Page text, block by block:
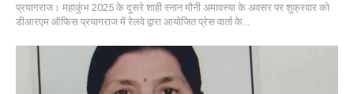
प्रयागराज। महाकुंभ 2025 के दूसरे शाही स्नान मौनी अमावस्या के अवसर पर शुक्रवार को
डीआरएम ऑफिस प्रयागराज में रेलवे द्वारा आयोजित प्रेस वार्ता के...